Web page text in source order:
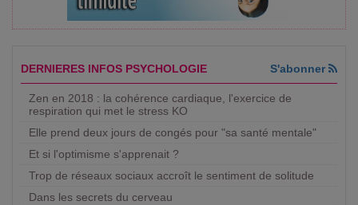
DERNIERES INFOS PSYCHOLOGIE S'abonner
Zen en 2018 : la cohérence cardiaque, l'exercice de
respiration qui met le stress KO
Elle prend deux jours de congés pour "sa santé mentale"
Et si l'optimisme s'apprenait ?
Trop de réseaux sociaux accroît le sentiment de solitude
Dans les secrets du cerveau